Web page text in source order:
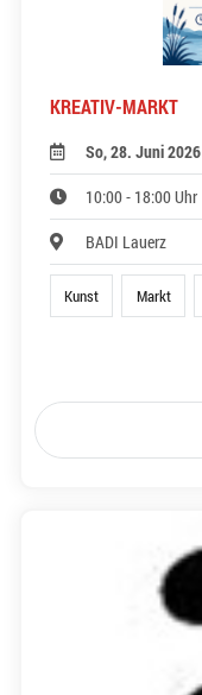
KREATIV-MARKT
So, 28. Juni 2026
10:00 - 18:00 Uhr
BADI Lauerz
Kunst Markt